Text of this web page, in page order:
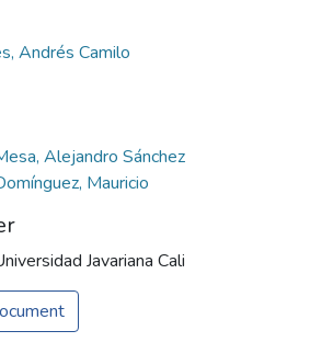
Andrés Camilo
Alejandro Sánchez
Mauricio
Javariana Cali